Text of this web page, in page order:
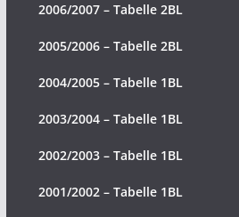
2006/2007 – Tabelle 2BL
2005/2006 – Tabelle 2BL
2004/2005 – Tabelle 1BL
2003/2004 – Tabelle 1BL
2002/2003 – Tabelle 1BL
2001/2002 – Tabelle 1BL